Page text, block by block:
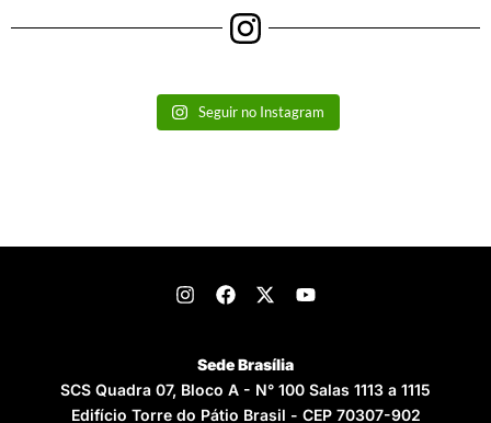
Seguir no Instagram
Sede Brasília
SCS Quadra 07, Bloco A - N° 100 Salas 1113 a 1115
Edifício Torre do Pátio Brasil - CEP 70307-902